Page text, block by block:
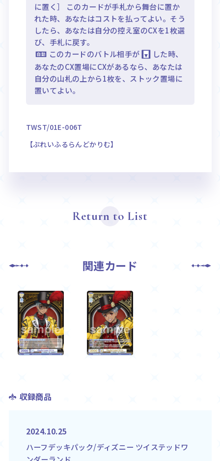
に置く］ このカードが手札から舞台に置か
れた時、あなたはコストを払ってよい。そう
したら、あなたは自分の控え室のCXを1枚選
び、手札に戻す。
このカードのバトル相手が
した時、
あなたのCX置場にCXがあるなら、あなたは
自分の山札の上から1枚を、ストック置場に
置いてよい。
TWST/01E-006T
【ぷれいふるらんどかりむ】
Return to List
関連カード
収録商品
2024.10.25
ハーフデッキパック/ディズニー ツイステッドワ